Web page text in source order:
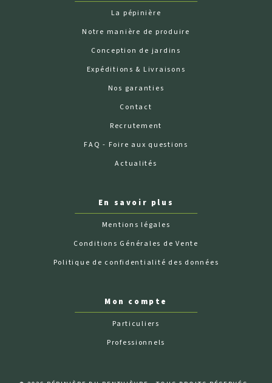
La pépinière
Notre manière de produire
Conception de jardins
Expéditions & Livraisons
Nos garanties
Contact
Recrutement
FAQ - Foire aux questions
Actualités
En savoir plus
Mentions légales
Conditions Générales de Vente
Politique de confidentialité des données
Mon compte
Particuliers
Professionnels